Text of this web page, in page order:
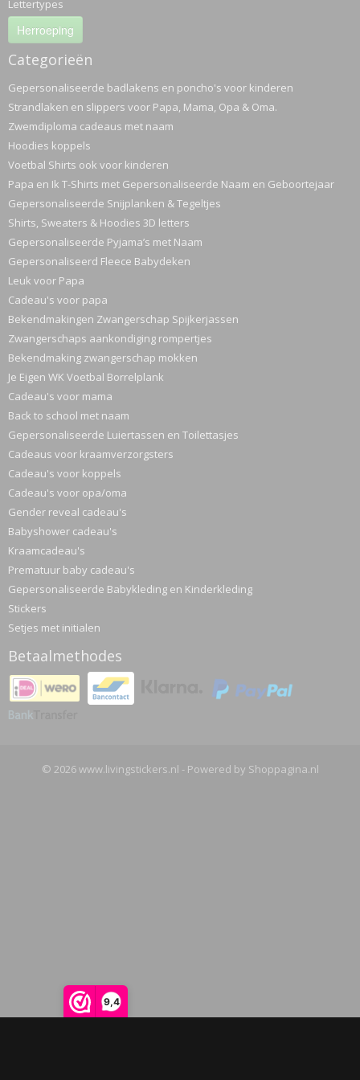
9,4
Lettertypes
Herroeping
Categorieën
Gepersonaliseerde badlakens en poncho's voor kinderen
Strandlaken en slippers voor Papa, Mama, Opa & Oma.
Zwemdiploma cadeaus met naam
Hoodies koppels
Voetbal Shirts ook voor kinderen
Papa en Ik T-Shirts met Gepersonaliseerde Naam en Geboortejaar
Gepersonaliseerde Snijplanken & Tegeltjes
Shirts, Sweaters & Hoodies 3D letters
Gepersonaliseerde Pyjama’s met Naam
Gepersonaliseerd Fleece Babydeken
Leuk voor Papa
Cadeau's voor papa
Bekendmakingen Zwangerschap Spijkerjassen
Zwangerschaps aankondiging rompertjes
Bekendmaking zwangerschap mokken
Je Eigen WK Voetbal Borrelplank
Cadeau's voor mama
Back to school met naam
Gepersonaliseerde Luiertassen en Toilettasjes
Cadeaus voor kraamverzorgsters
Cadeau's voor koppels
Cadeau's voor opa/oma
Gender reveal cadeau's
Babyshower cadeau's
Kraamcadeau's
Prematuur baby cadeau's
Gepersonaliseerde Babykleding en Kinderkleding
Stickers
Setjes met initialen
Betaalmethodes
© 2026 www.livingstickers.nl - Powered by Shoppagina.nl